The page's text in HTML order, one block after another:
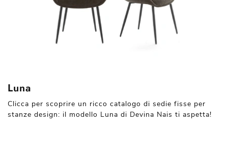
Luna
Clicca per scoprire un ricco catalogo di sedie fisse per
stanze design: il modello Luna di Devina Nais ti aspetta!